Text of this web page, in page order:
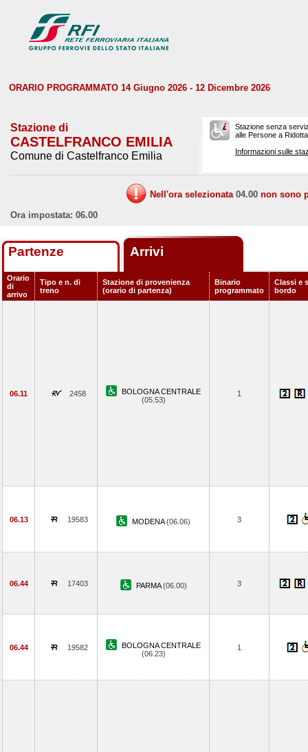
ORARIO PROGRAMMATO 14 Giugno 2026 - 12 Dicembre 2026
Stazione di
CASTELFRANCO EMILIA
Comune di Castelfranco Emilia
Stazione senza
alle Persone a
Informazioni sulle
Nell'ora selezionata 04.00 non sono
Ora impostata: 06.00
Partenze Arrivi
Orario
di
arrivo
Tipo e n. di
treno
Stazione di provenienza
(orario di partenza)
Binario
programmato
Classi e
bordo
06.11 2458
BOLOGNA CENTRALE
(05.53)
1
06.13 19583 MODENA(06.06) 3
06.44 17403 PARMA(06.00) 3
06.44 19582
BOLOGNA CENTRALE
(06.23)
1